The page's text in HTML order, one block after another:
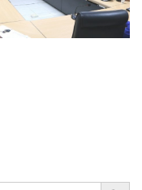
Botón de